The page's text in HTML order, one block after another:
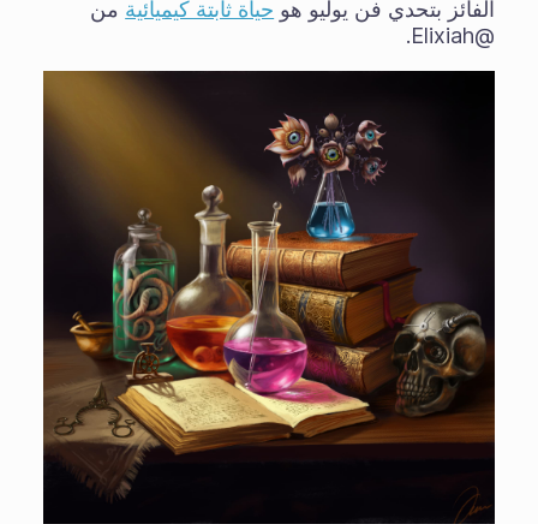
الفائز بتحدي فن يوليو هو حياة ثابتة كيميائية من
@Elixiah.